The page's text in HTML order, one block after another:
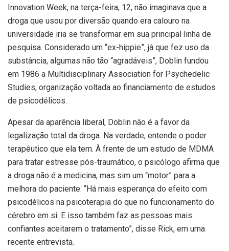
Innovation Week, na terça-feira, 12, não imaginava que a
droga que usou por diversão quando era calouro na
universidade iria se transformar em sua principal linha de
pesquisa. Considerado um “ex-hippie”, já que fez uso da
substância, algumas não tão “agradáveis”, Doblin fundou
em 1986 a Multidisciplinary Association for Psychedelic
Studies, organização voltada ao financiamento de estudos
de psicodélicos.
Apesar da aparência liberal, Doblin não é a favor da
legalização total da droga. Na verdade, entende o poder
terapêutico que ela tem. À frente de um estudo de MDMA
para tratar estresse pós-traumático, o psicólogo afirma que
a droga não é a medicina, mas sim um “motor” para a
melhora do paciente. “Há mais esperança do efeito com
psicodélicos na psicoterapia do que no funcionamento do
cérebro em si. E isso também faz as pessoas mais
confiantes aceitarem o tratamento”, disse Rick, em uma
recente entrevista.